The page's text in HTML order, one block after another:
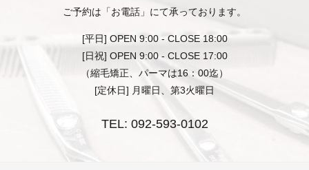
ご予約は「お電話」にて承っております。
[平日] OPEN 9:00 - CLOSE 18:00
[日祝] OPEN 9:00 - CLOSE 17:00
（縮毛矯正、パーマは16：00迄）
[定休日] 月曜日、第3火曜日
TEL: 092-593-0102